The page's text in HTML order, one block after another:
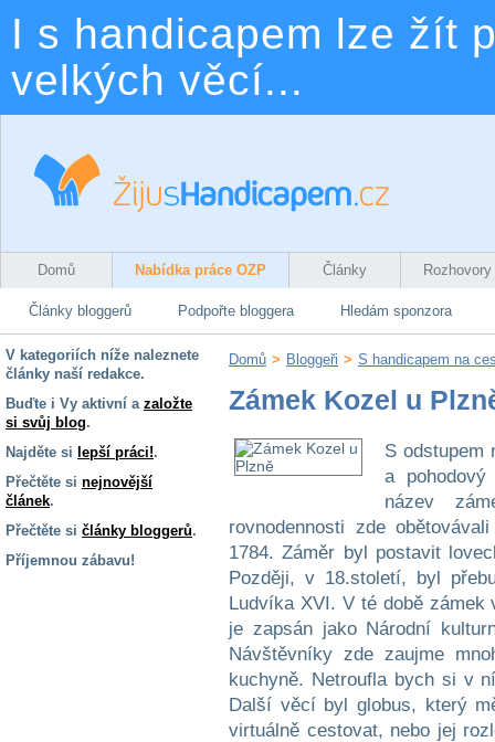
I s handicapem lze žít
velkých věcí...
Domů Nabídka práce OZP Články Rozhovory
Články bloggerů Podpořte bloggera Hledám sponzora
V kategoriích níže naleznete
články naší redakce.
Buďte i Vy aktivní a založte
si svůj blog.
Najděte si lepší práci!.
Přečtěte si nejnovější
článek.
Přečtěte si články bloggerů.
Příjemnou zábavu!
Domů > Bloggeři > S handicapem na
Zámek Kozel u
S odstupem
a
název
rovnodennosti zde
1784. Záměr byl postavit
Později, v 18.století, byl
Ludvíka XVI. V té době zámek
je zapsán jako Národní
Návštěvníky zde zaujme
kuchyně. Netroufla bych si v
Další věcí byl globus, který
virtuálně cestovat, nebo jej